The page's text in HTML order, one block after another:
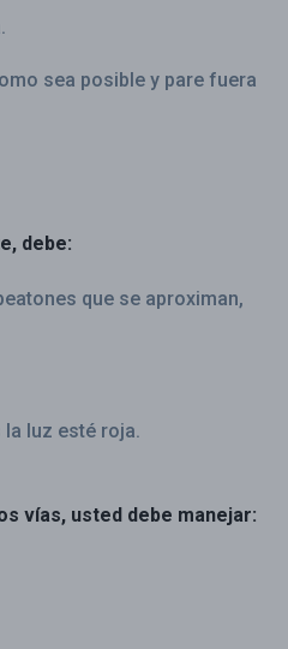
sea posible y pare fuera
debe:
que se aproximan,
luz esté roja.
vías, usted debe manejar: